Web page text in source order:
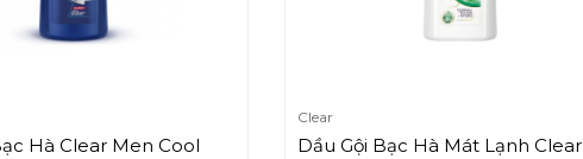
Hà Clear Men Cool
Clear
Dầu Gội Bạc Hà Mát Lạnh Clear